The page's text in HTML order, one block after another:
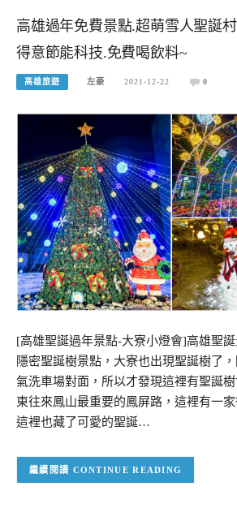
高雄過年免費景點.超萌雪人聖誕
得意節能科技.免費喝飲料~
高雄旅遊 左豪 2021-12-22 0
[高雄聖誕過年景點-大寮小燈會]高雄聖
隱密聖誕樹景點，大寮也出現聖誕樹了
氣洗車場對面，所以才發現這裡有聖誕
東往來鳳山最重要的鳳屏路，這裡有一家
這裡也藏了可愛的聖誕…
CONTINUE READING